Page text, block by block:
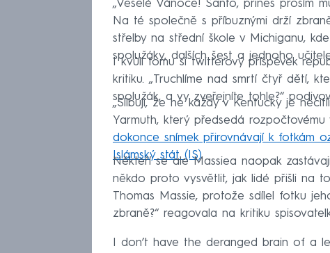
„Veselé Vánoce! Santo, přines prosím
Na té společně s příbuznými drží
střelby na střední škole v Michiganu,
spolužáky, dalších šest a jednoho
I kvůli tomu si twitterový příspěvek
kritiku. „Truchlíme nad smrtí čtyř dětí,
spolužák, a vy zveřejníte tohle?“
„Slibuji, že ne každý v Kentucky je
Yarmuth, který předsedá
dokonce snímek přirovnávají k fotkám
Islámský stát (IS).
Někteří se ale Massiea naopak
někdo proto vysvětlit, jak lidé přišli na
Thomas Massie, protože sdílel fotku
zbraně?“ reagovala na kritiku
I don’t have the deranged brain of a